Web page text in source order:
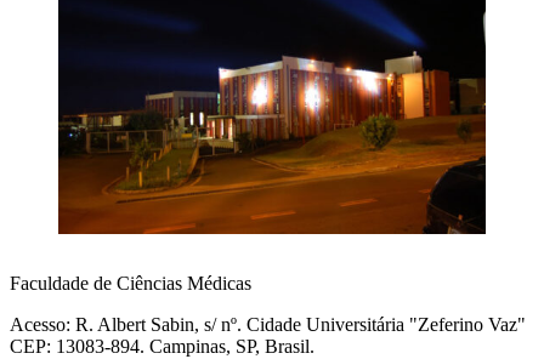
Faculdade de Ciências Médicas
Acesso: R. Albert Sabin, s/ nº. Cidade Universitária "Zeferino Vaz"
CEP: 13083-894. Campinas, SP, Brasil.